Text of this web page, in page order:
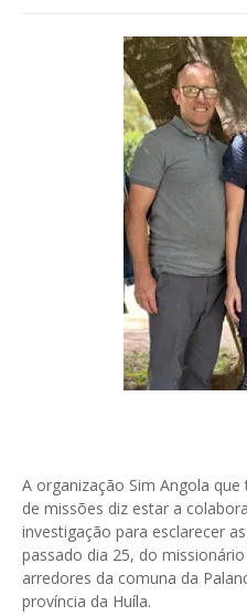
A organização Sim Angola
de missões diz estar a
investigação para esclarecer
passado dia 25, do
arredores da comuna da
província da Huíla.